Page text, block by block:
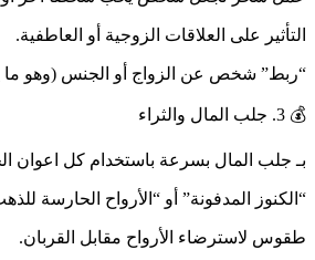
التأثير على العلاقات الزوجية أو العاطفية.
“ربط” شخص عن الزواج أو الجنس (وهو ما
💰 3. جلب المال والثراء
بـ جلب المال بسرعة باستخدام كل اعوان
“الكنوز المدفونة” أو “الأرواح الحارسة
طقوس لاسترضاء الأرواح مقابل القربان.